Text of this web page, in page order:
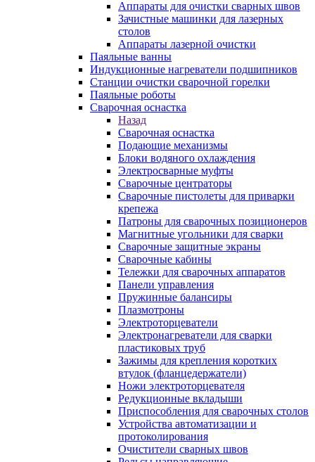
Аппараты для очистки сварных швов
Зачистные машинки для лазерных
столов
Аппараты лазерной очистки
Паяльные ванны
Индукционные нагреватели подшипников
Станции очистки сварочной горелки
Паяльные роботы
Сварочная оснастка
Назад
Сварочная оснастка
Подающие механизмы
Блоки водяного охлаждения
Электросварные муфты
Сварочные центраторы
Сварочные пистолеты для приварки
крепежа
Патроны для сварочных позиционеров
Магнитные угольники для сварки
Сварочные защитные экраны
Сварочные кабины
Тележки для сварочных аппаратов
Панели управления
Пружинные балансиры
Плазмотроны
Электроторцеватели
Электронагреватели для сварки
пластиковых труб
Зажимы для крепления коротких
втулок (фланцедержатели)
Ножи электроторцевателя
Редукционные вкладыши
Приспособления для сварочных столов
Устройства автоматизации и
протоколирования
Очистители сварных швов